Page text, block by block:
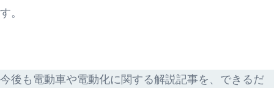
す。
今後も電動車や電動化に関する解説記事を、できるだ